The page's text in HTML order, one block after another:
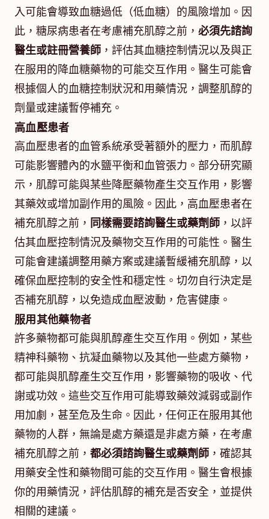
入可能會導致血糖過低（低血糖）的風險增加。因
此，糖尿病患者在考慮補充肌醇之前， 必須先諮詢
醫生或註冊營養師 ，評估其血糖控制情況以及與正
在服用的降血糖藥物的可能交互作用。醫生可能會
根據個人的血糖控制狀況和用藥情況，調整肌醇的
劑量或建議暫停補充。
高血壓患者
高血壓患者的血管系統承受著額外的壓力，而肌醇
可能影響體內的水鹽平衡和血管張力。部分研究顯
示，肌醇可能與某些降壓藥物產生交互作用，影響
其藥效或增加副作用的風險。因此，高血壓患者在
補充肌醇之前， 同樣需要諮詢醫生或藥劑師 ，以評
估其血壓控制情況及藥物交互作用的可能性。醫生
可能會建議調整用藥方案或建議暫緩補充肌醇，以
確保血壓控制的安全性和穩定性。切勿自行決定是
否補充肌醇，以免造成血壓波動，危害健康。
服用其他藥物者
許多藥物都可能與肌醇產生交互作用。例如，某些
精神科藥物、抗凝血藥物以及其他一些處方藥物，
都可能與肌醇產生交互作用，影響藥物的吸收、代
謝或功效。這些交互作用可能導致藥效減弱或副作
用加劇，甚至危及生命。因此，任何正在服用其他
藥物的人群，無論是處方藥還是非處方藥，在考慮
補充肌醇之前， 都必須諮詢醫生或藥劑師 ，確認其
用藥安全性和藥物間可能的交互作用。醫生會根據
你的用藥情況，評估肌醇的補充是否安全，並提供
相關的建議。